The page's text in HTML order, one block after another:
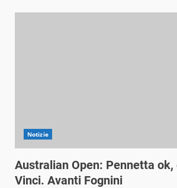
Notizie
Australian Open: Pennetta ok,
Vinci. Avanti Fognini